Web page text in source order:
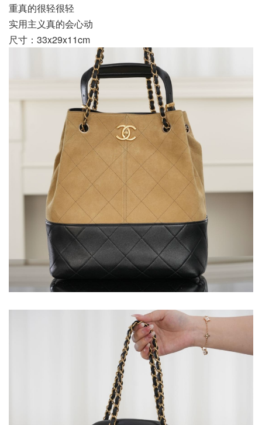
重真的很轻很轻
实用主义真的会心动
尺寸：33x29x11cm